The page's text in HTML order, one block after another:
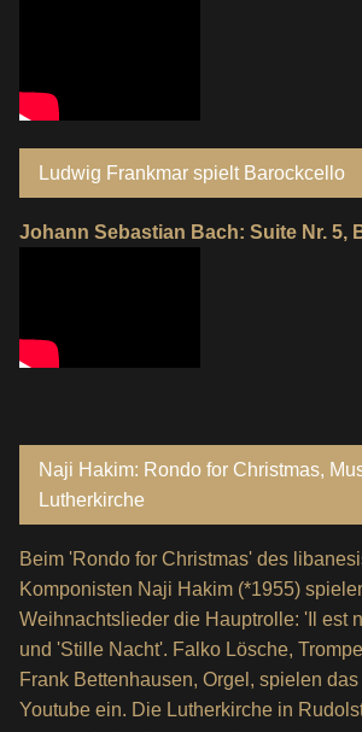
Ludwig Frankmar spielt
Johann Sebastian Bach: Suite Nr. 5,
Naji Hakim: Rondo for Christmas,
Lutherkirche
Beim 'Rondo for Christmas' des
Komponisten Naji Hakim (*1955)
Weihnachtslieder die Hauptrolle: 'Il est
und 'Stille Nacht'. Falko Lösche,
Frank Bettenhausen, Orgel, spielen
Youtube ein. Die Lutherkirche in